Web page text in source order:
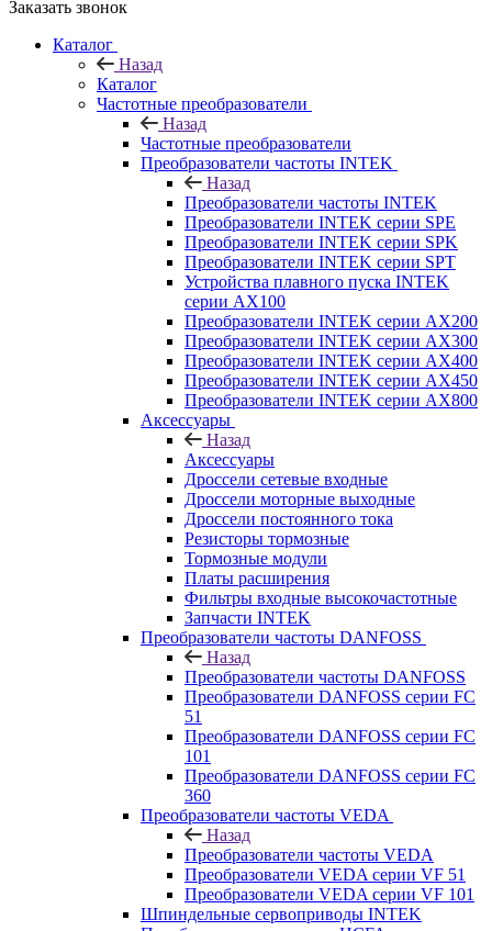
Заказать звонок
Каталог
Назад
Каталог
Частотные преобразователи
Назад
Частотные преобразователи
Преобразователи частоты INTEK
Назад
Преобразователи частоты INTEK
Преобразователи INTEK серии SPE
Преобразователи INTEK серии SPK
Преобразователи INTEK серии SPT
Устройства плавного пуска INTEK
серии AX100
Преобразователи INTEK серии AX200
Преобразователи INTEK серии AX300
Преобразователи INTEK серии AX400
Преобразователи INTEK серии AX450
Преобразователи INTEK серии AX800
Аксессуары
Назад
Аксессуары
Дроссели сетевые входные
Дроссели моторные выходные
Дроссели постоянного тока
Резисторы тормозные
Тормозные модули
Платы расширения
Фильтры входные высокочастотные
Запчасти INTEK
Преобразователи частоты DANFOSS
Назад
Преобразователи частоты DANFOSS
Преобразователи DANFOSS серии FC
51
Преобразователи DANFOSS серии FC
101
Преобразователи DANFOSS серии FC
360
Преобразователи частоты VEDA
Назад
Преобразователи частоты VEDA
Преобразователи VEDA серии VF 51
Преобразователи VEDA серии VF 101
Шпиндельные сервоприводы INTEK